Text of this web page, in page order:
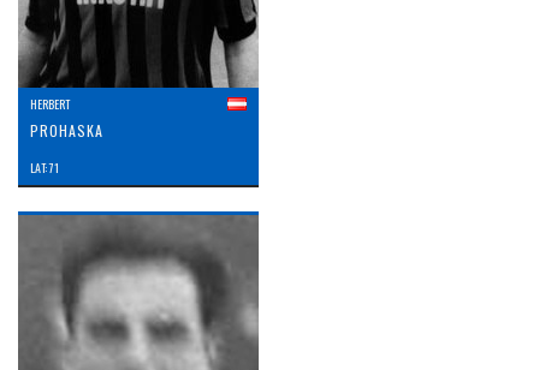
HERBERT
PROHASKA
LAT: 71